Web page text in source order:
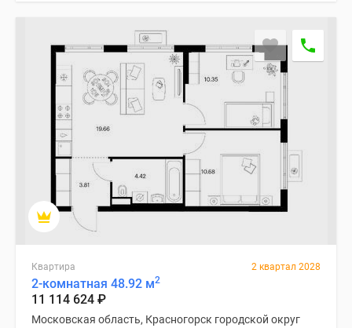
Квартира 2 квартал 2028
2-комнатная 48.92 м2
11 114 624 ₽
Московская область, Красногорск городской округ